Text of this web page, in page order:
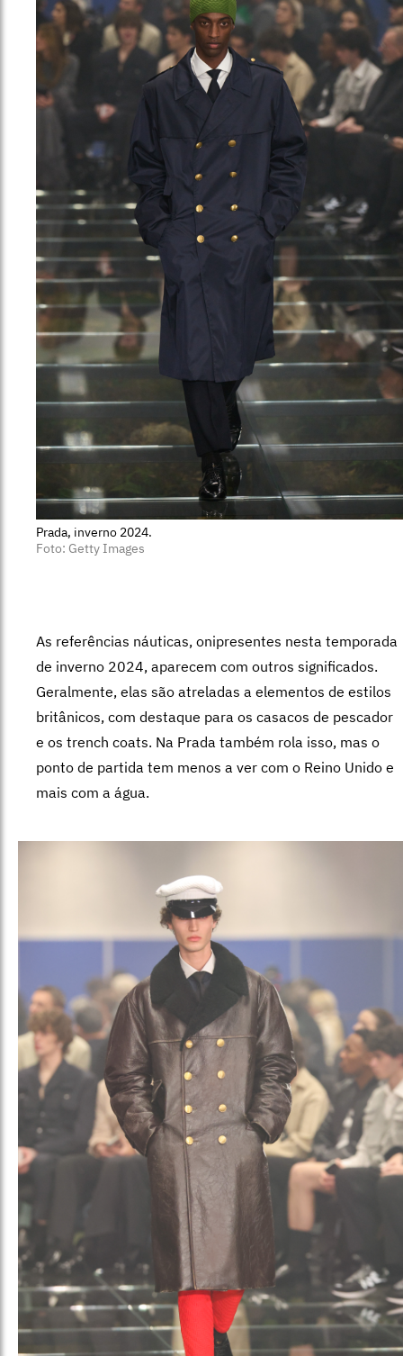
Prada, inverno 2024.
Foto: Getty Images
As referências náuticas, onipresentes nesta temporada
de inverno 2024, aparecem com outros significados.
Geralmente, elas são atreladas a elementos de estilos
britânicos, com destaque para os casacos de pescador
e os trench coats. Na Prada também rola isso, mas o
ponto de partida tem menos a ver com o Reino Unido e
mais com a água.